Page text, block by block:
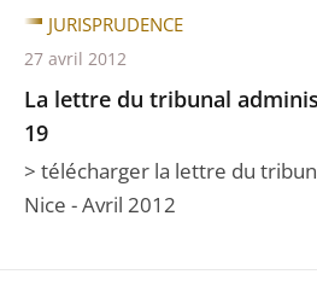
La lettre du tribunal
19
> télécharger la lettre du
Nice - Avril 2012
JURISPRUDENCE
27 avril 2012